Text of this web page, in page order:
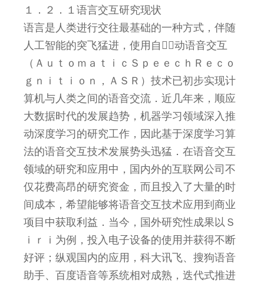
１．２．１语言交互研究现状
语言是人类进行交往最基础的一种方式，伴随
人工智能的突飞猛进，使用自动语音交互
（ＡｕｔｏｍａｔｉｃＳｐｅｅｃｈＲｅｃｏ
ｇｎｉｔｉｏｎ，ＡＳＲ）技术已初步实现计
算机与人类之间的语音交流．近几年来，顺应
大数据时代的发展趋势，机器学习领域深入推
动深度学习的研究工作，因此基于深度学习算
法的语音交互技术发展势头迅猛．在语音交互
领域的研究和应用中，国内外的互联网公司不
仅花费高昂的研究资金，而且投入了大量的时
间成本，希望能够将语音交互技术应用到商业
项目中获取利益．当今，国外研究性成果以Ｓ
ｉｒｉ为例，投入电子设备的使用并获得不断
好评；纵观国内的应用，科大讯飞、搜狗语音
助手、百度语音等系统相对成熟，迭代式推进